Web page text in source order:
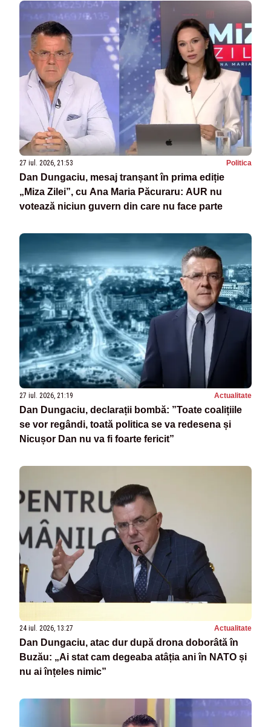
27 iul. 2026, 21:53 Politica
Dan Dungaciu, mesaj tranșant în prima ediție
„Miza Zilei”, cu Ana Maria Păcuraru: AUR nu
votează niciun guvern din care nu face parte
27 iul. 2026, 21:19 Actualitate
Dan Dungaciu, declarații bombă: ”Toate coalițiile
se vor regândi, toată politica se va redesena și
Nicușor Dan nu va fi foarte fericit”
24 iul. 2026, 13:27 Actualitate
Dan Dungaciu, atac dur după drona doborâtă în
Buzău: „Ai stat cam degeaba atâția ani în NATO și
nu ai înțeles nimic”